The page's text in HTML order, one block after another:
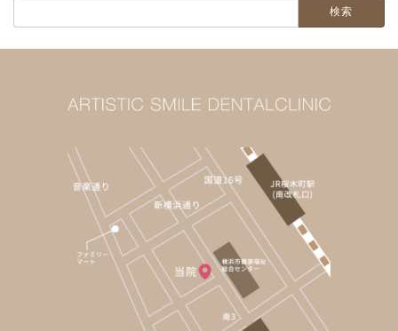
索: